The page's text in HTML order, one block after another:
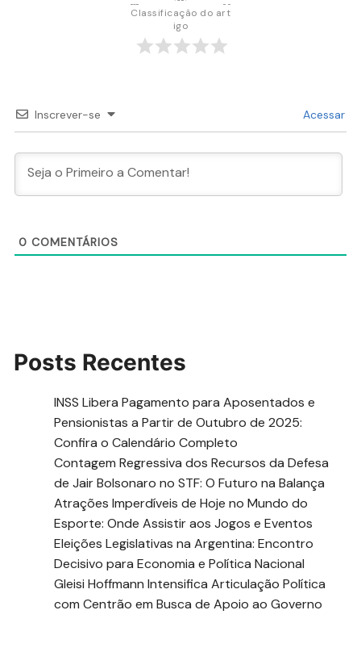
Classificação do art
igo
Inscrever-se Acessar
0 COMENTÁRIOS
Posts Recentes
INSS Libera Pagamento para Aposentados e
Pensionistas a Partir de Outubro de 2025:
Confira o Calendário Completo
Contagem Regressiva dos Recursos da Defesa
de Jair Bolsonaro no STF: O Futuro na Balança
Atrações Imperdíveis de Hoje no Mundo do
Esporte: Onde Assistir aos Jogos e Eventos
Eleições Legislativas na Argentina: Encontro
Decisivo para Economia e Política Nacional
Gleisi Hoffmann Intensifica Articulação Política
com Centrão em Busca de Apoio ao Governo